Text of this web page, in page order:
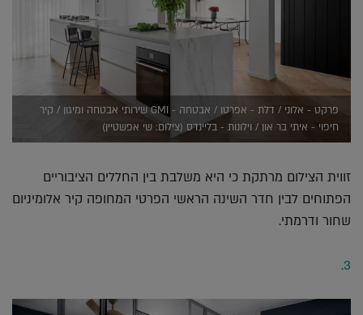
פרקט - אלוני / דלת - אפרטו / אבטחה - GMI שירותי אבטחה ומיגון / קיר
חיפוי - איתי בר און / וילונות - בליינדס (צילום: שי אפשטיין)
זווית הצילום מרתקת כי היא משלבת בין החללים הציבוריים
הפתוחים לבין חדר השינה הראשי הפרטי המחופה קיר אלומיניום
שחור ודרמתי.
3.